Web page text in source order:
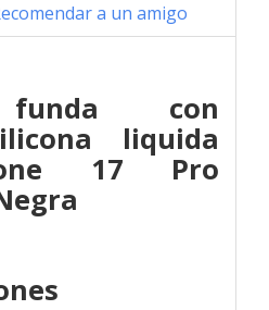
a un amigo
con
liquida
17 Pro